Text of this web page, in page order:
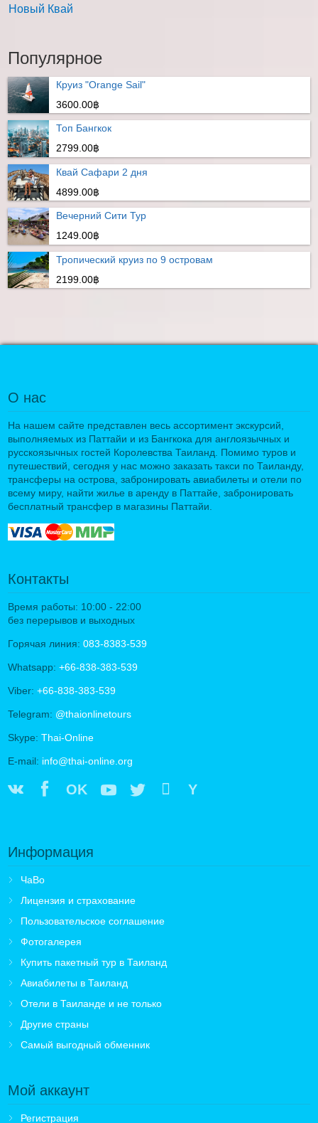
Новый Квай
Популярное
Круиз "Orange Sail"
3600.00฿
Топ Бангкок
2799.00฿
Квай Сафари 2 дня
4899.00฿
Вечерний Сити Тур
1249.00฿
Тропический круиз по 9 островам
2199.00฿
О нас
На нашем сайте представлен весь ассортимент экскурсий,
выполняемых из Паттайи и из Бангкока для англоязычных и
русскоязычных гостей Королевства Таиланд. Помимо туров и
путешествий, сегодня у нас можно заказать такси по Таиланду,
трансферы на острова, забронировать авиабилеты и отели по
всему миру, найти жилье в аренду в Паттайе, забронировать
бесплатный трансфер в магазины Паттайи.
Контакты
Время работы: 10:00 - 22:00
без перерывов и выходных
Горячая линия: 083-8383-539
Whatsapp: +66-838-383-539
Viber: +66-838-383-539
Telegram: @thaionlinetours
Skype: Thai-Online
E-mail: info@thai-online.org
OK Y
Информация
ЧаВо
Лицензия и страхование
Пользовательское соглашение
Фотогалерея
Купить пакетный тур в Таиланд
Авиабилеты в Таиланд
Отели в Таиланде и не только
Другие страны
Самый выгодный обменник
Мой аккаунт
Регистрация